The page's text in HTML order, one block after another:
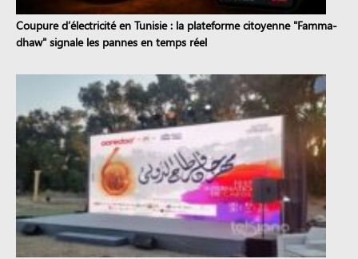
Coupure d’électricité en Tunisie : la plateforme citoyenne "Famma-
dhaw" signale les pannes en temps réel